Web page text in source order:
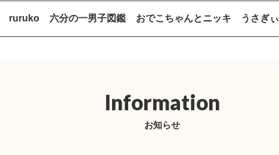
ruruko 六分の一男子図鑑 おでこちゃんとニッキ うさぎぃ
Information
お知らせ